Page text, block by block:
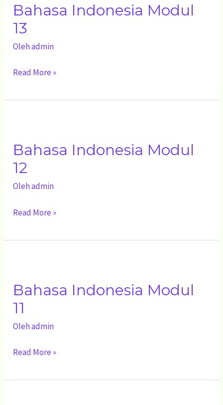
Bahasa Indonesia Modul
13
Olehadmin
Modul
13
Read More »
Bahasa Indonesia Modul
12
Olehadmin
Modul
12
Read More »
Bahasa Indonesia Modul
11
Olehadmin
Modul
11
Read More »